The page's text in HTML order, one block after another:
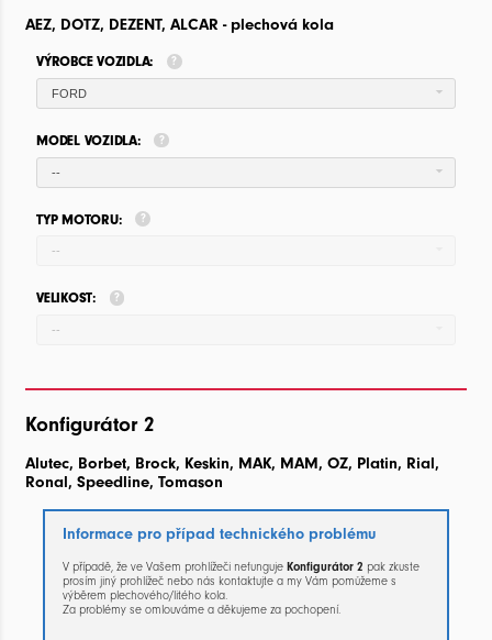
AEZ, DOTZ, DEZENT, ALCAR - plechová kola
VÝROBCE VOZIDLA:
FORD
MODEL VOZIDLA:
--
TYP MOTORU:
--
VELIKOST:
--
Konfigurátor 2
Alutec, Borbet, Brock, Keskin, MAK, MAM, OZ, Platin, Rial,
Ronal, Speedline, Tomason
Informace pro případ technického problému
V případě, že ve Vašem prohlížeči nefunguje Konfigurátor 2 pak zkuste
prosím jiný prohlížeč nebo nás kontaktujte a my Vám pomůžeme s
výběrem plechového/litého kola.
Za problémy se omlouváme a děkujeme za pochopení.